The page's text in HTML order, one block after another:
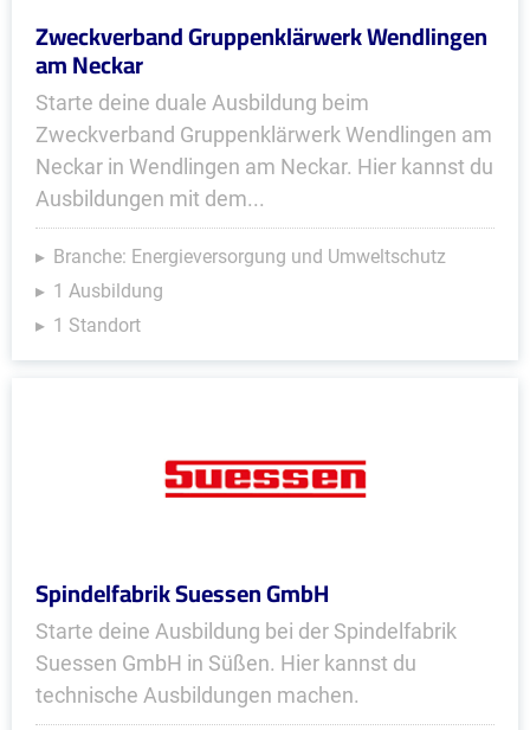
Zweckverband Gruppenklärwerk Wendlingen
am Neckar
Starte deine duale Ausbildung beim
Zweckverband Gruppenklärwerk Wendlingen am
Neckar in Wendlingen am Neckar. Hier kannst du
Ausbildungen mit dem...
Branche: Energieversorgung und Umweltschutz
1 Ausbildung
1 Standort
Spindelfabrik Suessen GmbH
Starte deine Ausbildung bei der Spindelfabrik
Suessen GmbH in Süßen. Hier kannst du
technische Ausbildungen machen.